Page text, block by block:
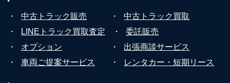
・ 中古トラック販売 ・
中古トラック買取
・
LINEトラック買取査定 ・
委託販売
・
オプション ・
出張商談サービス
・
車両ご提案サービス ・ レンタカー・短期リース